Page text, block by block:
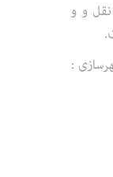
و و
: